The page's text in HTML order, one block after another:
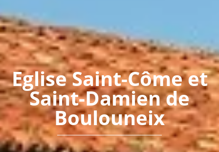
Eglise Saint-Côme et
Saint-Damien de
Boulouneix